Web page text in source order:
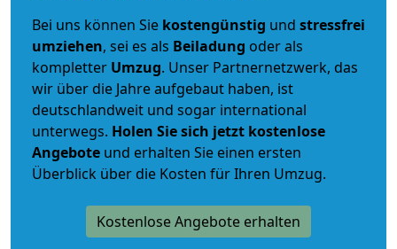
Bei uns können Sie kostengünstig und stressfrei
umziehen, sei es als Beiladung oder als
kompletter Umzug. Unser Partnernetzwerk, das
wir über die Jahre aufgebaut haben, ist
deutschlandweit und sogar international
unterwegs. Holen Sie sich jetzt kostenlose
Angebote und erhalten Sie einen ersten
Überblick über die Kosten für Ihren Umzug.
Kostenlose Angebote erhalten